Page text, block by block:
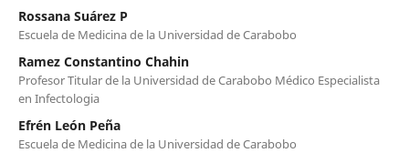
Rossana Suárez P
Escuela de Medicina de la Universidad de Carabobo
Ramez Constantino Chahin
Profesor Titular de la Universidad de Carabobo Médico Especialista
en Infectologia
Efrén León Peña
Escuela de Medicina de la Universidad de Carabobo